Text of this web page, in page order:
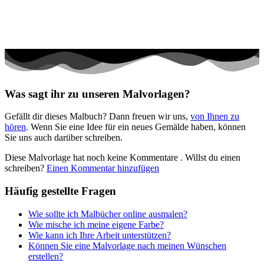
Musik und Musikinstrumente
Sommer und Feiertage
Sport
Teddys und Pferde
Tiere und Natur
Valentinstag und Liebe
Winter und Weihnachten
Nezaradené
Unkategorisiert
Was sagt ihr zu unseren Malvorlagen?
Gefällt dir dieses Malbuch? Dann freuen wir uns, von Ihnen zu
hören. Wenn Sie eine Idee für ein neues Gemälde haben, können
Sie uns auch darüber schreiben.
Diese Malvorlage hat noch keine Kommentare . Willst du einen
schreiben? Einen Kommentar hinzufügen
Häufig gestellte Fragen
Wie sollte ich Malbücher online ausmalen?
Wie mische ich meine eigene Farbe?
Wie kann ich Ihre Arbeit unterstützen?
Können Sie eine Malvorlage nach meinen Wünschen
erstellen?